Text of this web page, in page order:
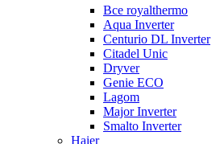
Все royalthermo
Aqua Inverter
Centurio DL Inverter
Citadel Unic
Dryver
Genie ECO
Lagom
Major Inverter
Smalto Inverter
Haier